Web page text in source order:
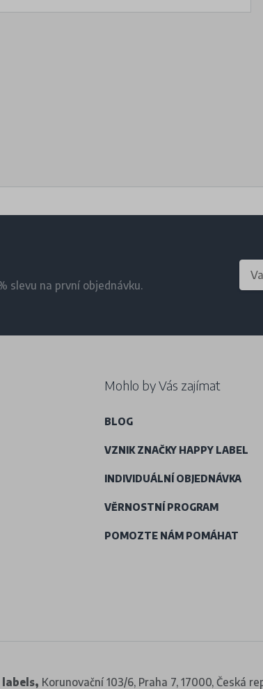
slevu na první objednávku.
Mohlo by Vás zajímat
BLOG
VZNIK ZNAČKY HAPPY LABEL
INDIVIDUÁLNÍ OBJEDNÁVKA
VĚRNOSTNÍ PROGRAM
POMOZTE NÁM POMÁHAT
Korunovační 103/6, Praha 7, 17000, Česká